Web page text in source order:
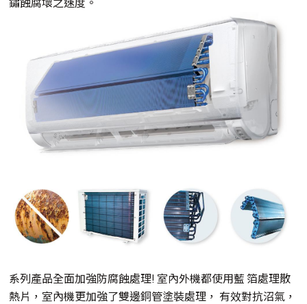
系列產品全面加強防腐蝕處理! 室內外機都使用藍 箔處理散
熱片，室內機更加強了雙邊銅管塗裝處理， 有效對抗沼氣，